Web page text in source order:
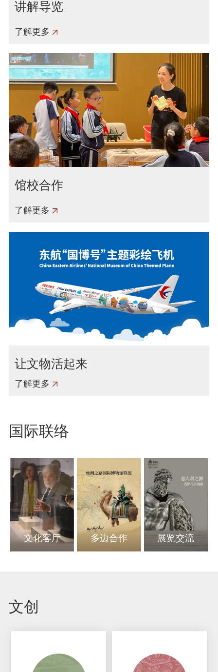
讲解导览
了解更多
馆校合作
了解更多
让文物活起来
了解更多
国际联络
文化客厅 多边合作 展览交流
文创